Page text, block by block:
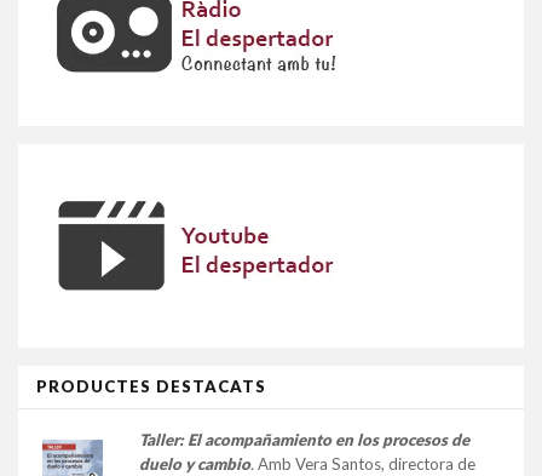
PRODUCTES DESTACATS
Taller: El acompañamiento en los procesos de
duelo y cambio.Amb Vera Santos, directora de